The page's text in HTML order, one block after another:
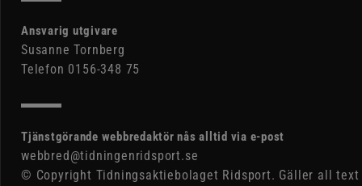
Ansvarig utgivare
Susanne Tornberg
Telefon 0156-348 75
Tjänstgörande webbredaktör nås alltid via e-post
webbred@tidningenridsport.se
© Copyright Tidningsaktiebolaget Ridsport. Gäller all text